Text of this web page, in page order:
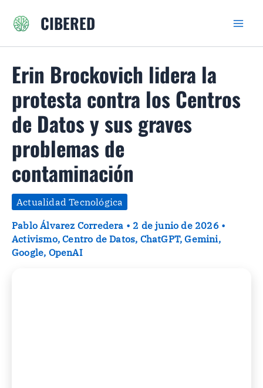
CIBERED
Erin Brockovich lidera la
protesta contra los Centros
de Datos y sus graves
problemas de
contaminación
Actualidad Tecnológica
Pablo Álvarez Corredera • 2 de junio de 2026 •
Activismo,Centro de Datos, ChatGPT,Gemini,
Google, OpenAI